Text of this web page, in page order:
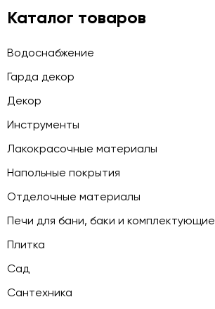
Каталог товаров
Водоснабжение
Гарда декор
Декор
Инструменты
Лакокрасочные материалы
Напольные покрытия
Отделочные материалы
Печи для бани, баки и комплектующие
Плитка
Сад
Сантехника